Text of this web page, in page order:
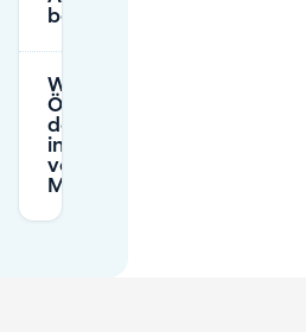
bekomme?
Was sind die
Öffnungszeiten
der Parkhäuser
in der Nähe
vom Am
Markt?